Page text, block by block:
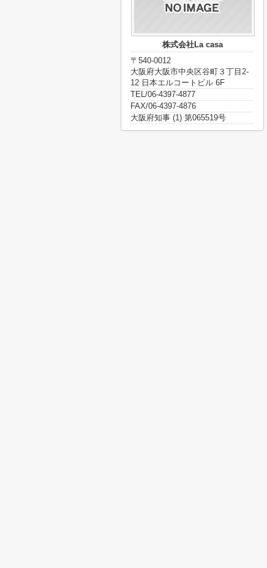
株式会社La casa
〒540-0012
大阪府大阪市中央区谷町３丁目2-
12 日本エルコートビル 6F
TEL/06-4397-4877
FAX/06-4397-4876
大阪府知事 (1) 第065519号